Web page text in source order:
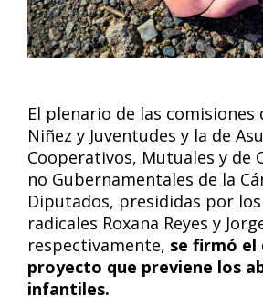
El plenario de las comisiones
Niñez y Juventudes y la de
Cooperativos, Mutuales y de
no Gubernamentales de la
Diputados, presididas por
radicales Roxana Reyes y
respectivamente, se firmó el
proyecto que previene los
infantiles.